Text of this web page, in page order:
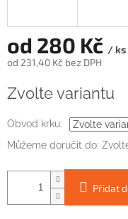
od 280 Kč / ks
od 231,40 Kč bez DPH
cena:
Zvolte variantu
Obvod krku:
Můžeme doručit do:
Přidat